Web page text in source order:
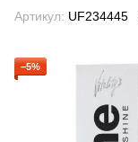
Артикул: UF234445
−5%